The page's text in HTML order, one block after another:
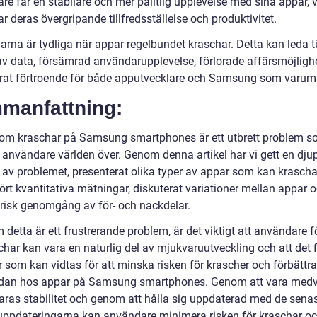
deras övergripande tillfredsställelse och produktivitet.
är tydliga när appar regelbundet kraschar. Detta kan leda
data, försämrad användarupplevelse, förlorade
förtroende för både apputvecklare och Samsung som
kraschar på Samsung smartphones är ett utbrett problem
världen över. Genom denna artikel har vi gett en
problemet, presenterat olika typer av appar som kan
kvantitativa mätningar, diskuterat variationer mellan appar
genomgång av för- och nackdelar.
detta är ett frustrerande problem, är det viktigt att användare
kan vara en naturlig del av mjukvaruutveckling och att det
som kan vidtas för att minska risken för krascher och förbättra
hos appar på Samsung smartphones. Genom att vara
stabilitet och genom att hålla sig uppdaterad med de